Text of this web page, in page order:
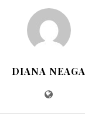
DIANA NEAGA